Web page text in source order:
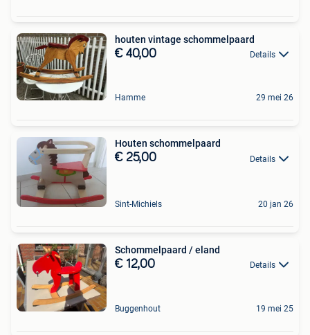
houten vintage schommelpaard
€ 40,00 Details
Hamme 29 mei 26
Houten schommelpaard
€ 25,00 Details
Sint-Michiels 20 jan 26
Schommelpaard / eland
€ 12,00 Details
Buggenhout 19 mei 25